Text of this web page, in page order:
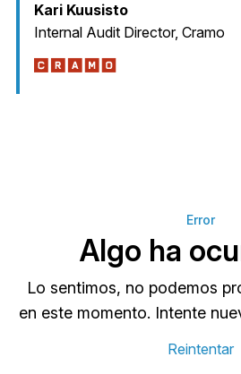
Kari Kuusisto
Internal Audit Director, Cramo
Error
Algo ha
Lo sentimos, no podemos
en este momento. Intente
Reintentar